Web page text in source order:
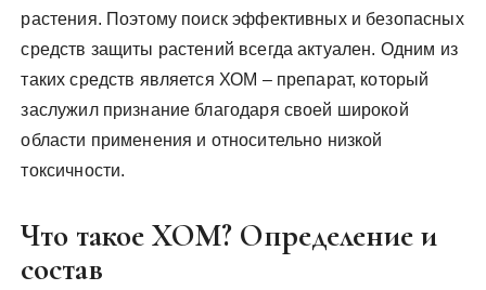
растения. Поэтому поиск эффективных и безопасных
средств защиты растений всегда актуален. Одним из
таких средств является ХОМ – препарат, который
заслужил признание благодаря своей широкой
области применения и относительно низкой
токсичности.
Что такое ХОМ? Определение и
состав